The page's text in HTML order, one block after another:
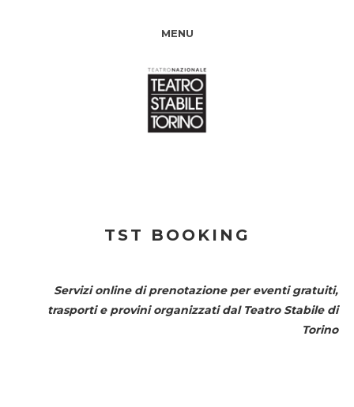
MENU
TST BOOKING
Servizi online di prenotazione per eventi gratuiti,
trasporti e provini organizzati dal Teatro Stabile di
Torino